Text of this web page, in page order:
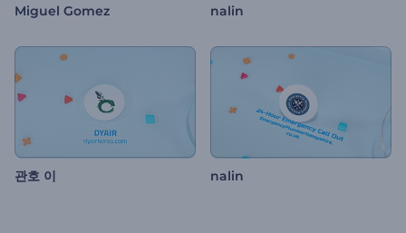
Miguel Gomez nalin
관호 이 nalin